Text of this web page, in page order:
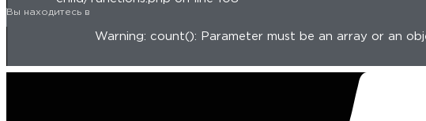
Вы находитесь в
Warning: count(): Parameter must be an array or an